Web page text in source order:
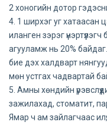
2 хоногийн дотор
4. 1 ширхэг уг хатаасан
иланген зэрэг
агууламж нь 20%
бие дэх халдварт
мөн устгах чадвартай
5. Амны хөндийн
зажилахад, стоматит,
Ямар ч ам зайлагчаас